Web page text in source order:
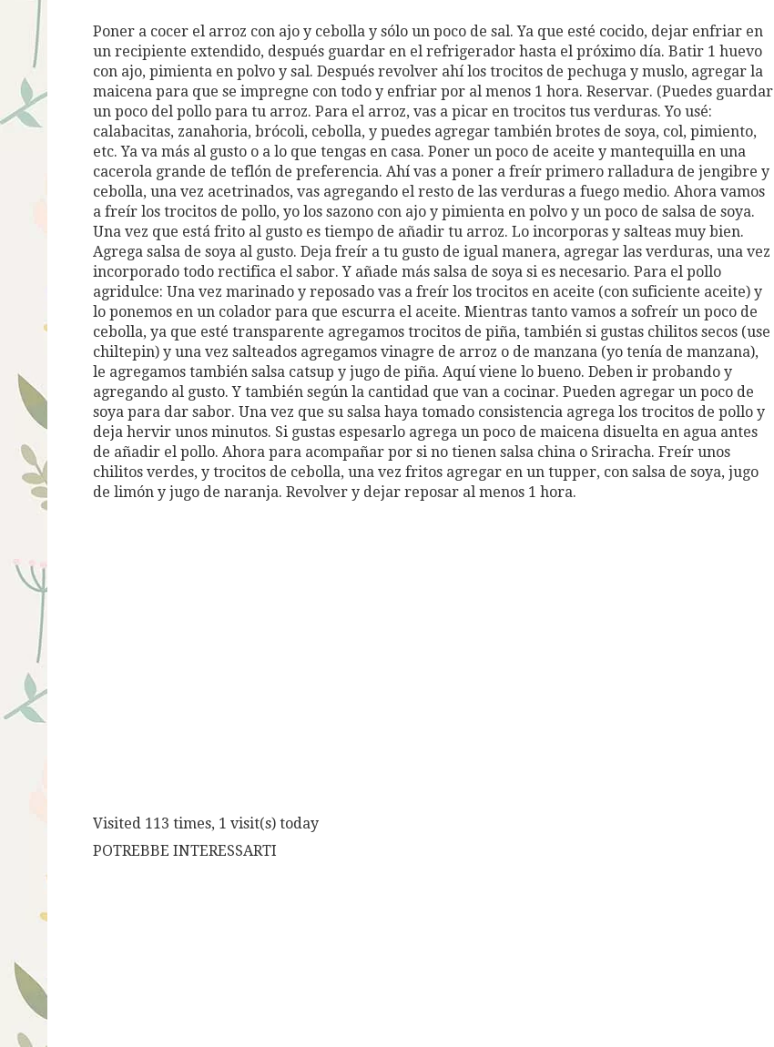
Poner a cocer el arroz con ajo y cebolla y sólo un poco de sal. Ya que esté cocido, dejar enfriar en
un recipiente extendido, después guardar en el refrigerador hasta el próximo día. Batir 1 huevo
con ajo, pimienta en polvo y sal. Después revolver ahí los trocitos de pechuga y muslo, agregar la
maicena para que se impregne con todo y enfriar por al menos 1 hora. Reservar. (Puedes guardar
un poco del pollo para tu arroz. Para el arroz, vas a picar en trocitos tus verduras. Yo usé:
calabacitas, zanahoria, brócoli, cebolla, y puedes agregar también brotes de soya, col, pimiento,
etc. Ya va más al gusto o a lo que tengas en casa. Poner un poco de aceite y mantequilla en una
cacerola grande de teflón de preferencia. Ahí vas a poner a freír primero ralladura de jengibre y
cebolla, una vez acetrinados, vas agregando el resto de las verduras a fuego medio. Ahora vamos
a freír los trocitos de pollo, yo los sazono con ajo y pimienta en polvo y un poco de salsa de soya.
Una vez que está frito al gusto es tiempo de añadir tu arroz. Lo incorporas y salteas muy bien.
Agrega salsa de soya al gusto. Deja freír a tu gusto de igual manera, agregar las verduras, una vez
incorporado todo rectifica el sabor. Y añade más salsa de soya si es necesario. Para el pollo
agridulce: Una vez marinado y reposado vas a freír los trocitos en aceite (con suficiente aceite) y
lo ponemos en un colador para que escurra el aceite. Mientras tanto vamos a sofreír un poco de
cebolla, ya que esté transparente agregamos trocitos de piña, también si gustas chilitos secos (use
chiltepin) y una vez salteados agregamos vinagre de arroz o de manzana (yo tenía de manzana),
le agregamos también salsa catsup y jugo de piña. Aquí viene lo bueno. Deben ir probando y
agregando al gusto. Y también según la cantidad que van a cocinar. Pueden agregar un poco de
soya para dar sabor. Una vez que su salsa haya tomado consistencia agrega los trocitos de pollo y
deja hervir unos minutos. Si gustas espesarlo agrega un poco de maicena disuelta en agua antes
de añadir el pollo. Ahora para acompañar por si no tienen salsa china o Sriracha. Freír unos
chilitos verdes, y trocitos de cebolla, una vez fritos agregar en un tupper, con salsa de soya, jugo
de limón y jugo de naranja. Revolver y dejar reposar al menos 1 hora.
Visited 113 times, 1 visit(s) today
POTREBBE INTERESSARTI